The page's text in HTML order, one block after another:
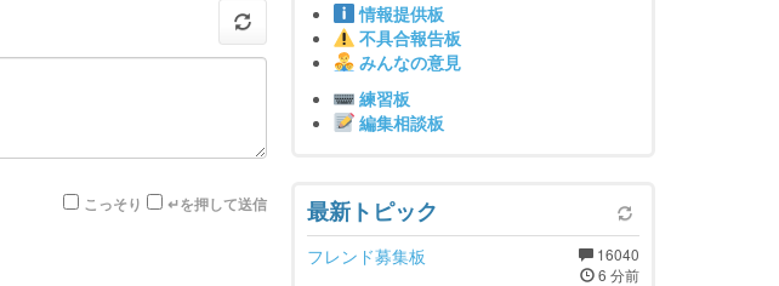
こっそり ↵を押して送信
情報提供板
不具合報告板
みんなの意見
練習板
編集相談板
最新トピック
16040
6 分前
フレンド募集板